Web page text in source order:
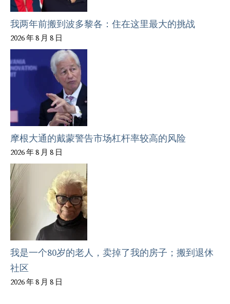
我两年前搬到波多黎各：住在这里最大的挑战
2026 年 8 月 8 日
摩根大通的戴蒙警告市场杠杆率较高的风险
2026 年 8 月 8 日
我是一个80岁的老人，卖掉了我的房子；搬到退休
社区
2026 年 8 月 8 日